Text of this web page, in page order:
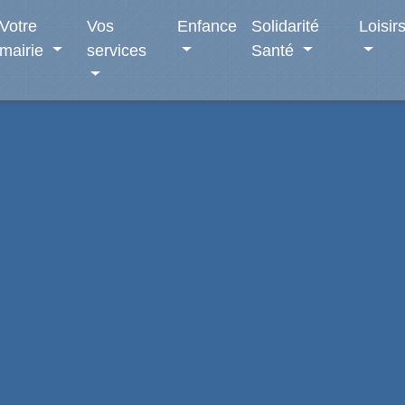
Votre
mairie
Vos
services
Enfance
Solidarité
Santé
Loisirs